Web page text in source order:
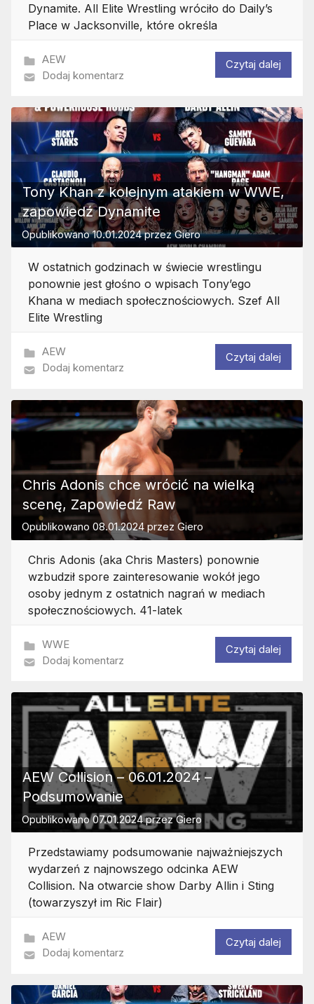
Dynamite. All Elite Wrestling wróciło do Daily’s
Place w Jacksonville, które określa
AEW
Dodaj komentarz
Czytaj dalej
Tony Khan z kolejnym atakiem w WWE,
zapowiedź Dynamite
Opublikowano10.01.2024przezGiero
W ostatnich godzinach w świecie wrestlingu
ponownie jest głośno o wpisach Tony’ego
Khana w mediach społecznościowych. Szef All
Elite Wrestling
AEW
Dodaj komentarz
Czytaj dalej
Chris Adonis chce wrócić na wielką
scenę, Zapowiedź Raw
Opublikowano 08.01.2024 przez Giero
Chris Adonis (aka Chris Masters) ponownie
wzbudził spore zainteresowanie wokół jego
osoby jednym z ostatnich nagrań w mediach
społecznościowych. 41-latek
WWE
Dodaj komentarz
Czytaj dalej
AEW Collision – 06.01.2024 –
Podsumowanie
Opublikowano07.01.2024przezGiero
Przedstawiamy podsumowanie najważniejszych
wydarzeń z najnowszego odcinka AEW
Collision. Na otwarcie show Darby Allin i Sting
(towarzyszył im Ric Flair)
AEW
Dodaj komentarz
Czytaj dalej